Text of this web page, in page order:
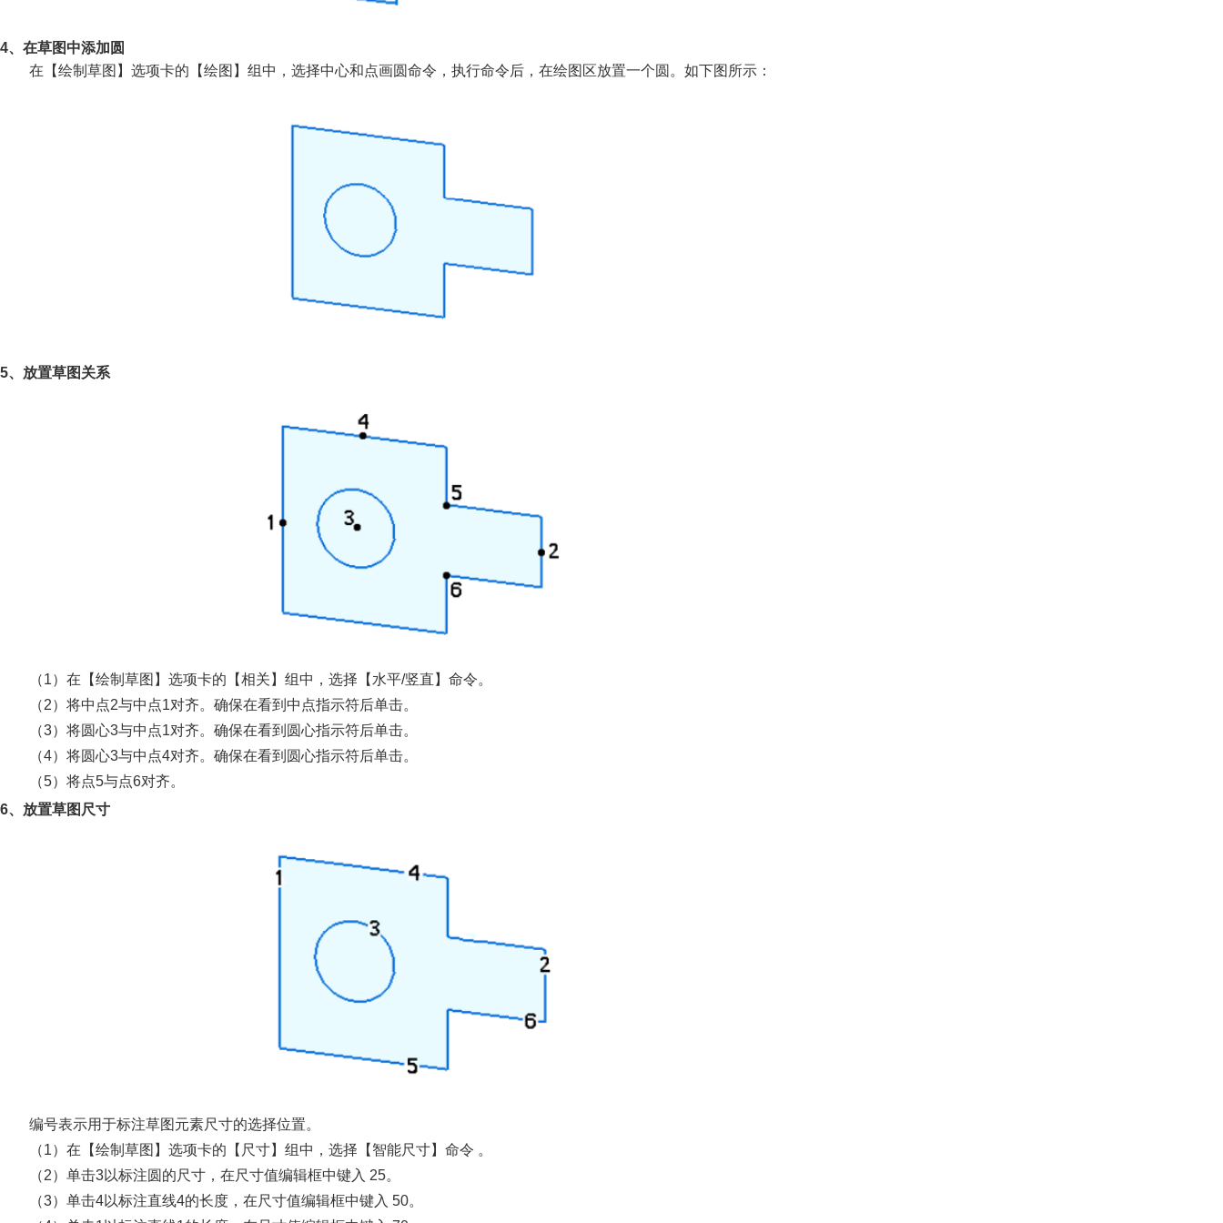
4、在草图中添加圆
在【绘制草图】选项卡的【绘图】组中，选择中心和点画圆命令，执行命令后，在绘图区放置一个圆。如下图所示：
5、放置草图关系
（1）在【绘制草图】选项卡的【相关】组中，选择【水平/竖直】命令。
（2）将中点2与中点1对齐。确保在看到中点指示符后单击。
（3）将圆心3与中点1对齐。确保在看到圆心指示符后单击。
（4）将圆心3与中点4对齐。确保在看到圆心指示符后单击。
（5）将点5与点6对齐。
6、放置草图尺寸
编号表示用于标注草图元素尺寸的选择位置。
（1）在【绘制草图】选项卡的【尺寸】组中，选择【智能尺寸】命令 。
（2）单击3以标注圆的尺寸，在尺寸值编辑框中键入 25。
（3）单击4以标注直线4的长度，在尺寸值编辑框中键入 50。